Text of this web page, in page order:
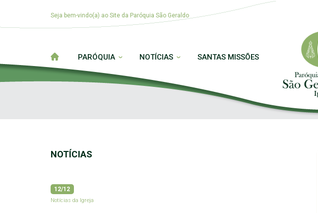
Seja bem-vindo(a) ao Site da Paróquia São Geraldo
PARÓQUIA NOTÍCIAS SANTAS MISSÕES
NOTÍCIAS
12/12
Notícias da Igreja